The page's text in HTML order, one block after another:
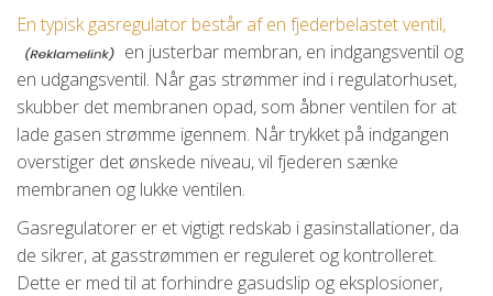
En typisk gasregulator består af en fjederbelastet ventil,
en justerbar membran, en indgangsventil og
en udgangsventil. Når gas strømmer ind i regulatorhuset,
skubber det membranen opad, som åbner ventilen for at
lade gasen strømme igennem. Når trykket på indgangen
overstiger det ønskede niveau, vil fjederen sænke
membranen og lukke ventilen.
Gasregulatorer er et vigtigt redskab i gasinstallationer, da
de sikrer, at gasstrømmen er reguleret og kontrolleret.
Dette er med til at forhindre gasudslip og eksplosioner,